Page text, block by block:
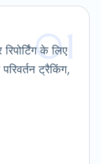
01
के लिए
ट्रैकिंग,